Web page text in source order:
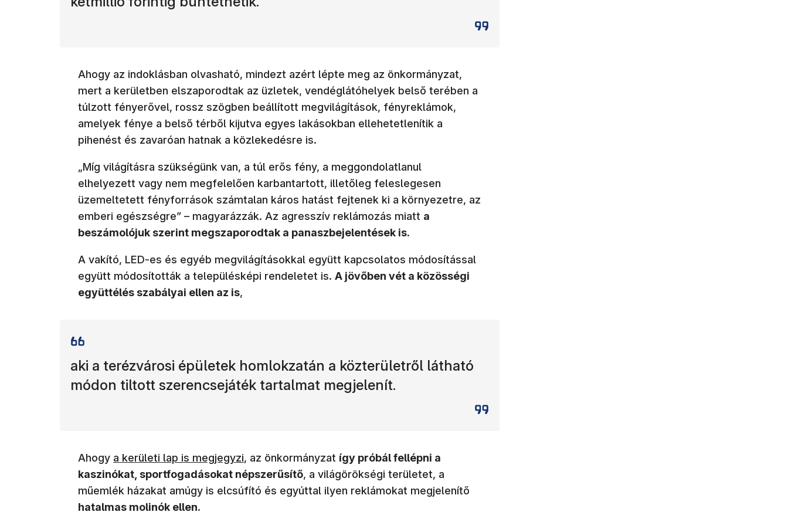
Ahogy az indoklásban olvasható, mindezt azért lépte meg az önkormányzat,
mert a kerületben elszaporodtak az üzletek, vendéglátóhelyek belső terében a
túlzott fényerővel, rossz szögben beállított megvilágítások, fényreklámok,
amelyek fénye a belső térből kijutva egyes lakásokban ellehetetlenítik a
pihenést és zavaróan hatnak a közlekedésre is.
„Míg világításra szükségünk van, a túl erős fény, a meggondolatlanul
elhelyezett vagy nem megfelelően karbantartott, illetőleg feleslegesen
üzemeltetett fényforrások számtalan káros hatást fejtenek ki a környezetre, az
emberi egészségre” – magyarázzák. Az agresszív reklámozás miatt a
beszámolójuk szerint megszaporodtak a panaszbejelentések is.
A vakító, LED-es és egyéb megvilágításokkal együtt kapcsolatos módosítással
együtt módosították a településképi rendeletet is. A jövőben vét a közösségi
együttélés szabályai ellen az is,
aki a terézvárosi épületek homlokzatán a közterületről látható
módon tiltott szerencsejáték tartalmat megjelenít.
Ahogy (új ablakban nyílik meg)
a kerületi lap is megjegyzi, az önkormányzat így próbál fellépni a
kaszinókat, sportfogadásokat népszerűsítő, a világörökségi területet, a
műemlék házakat amúgy is elcsúfító és egyúttal ilyen reklámokat megjelenítő
hatalmas molinók ellen.